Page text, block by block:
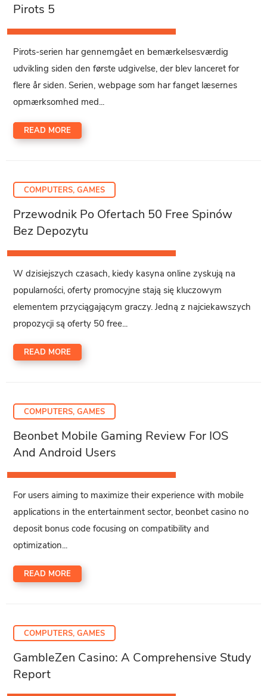
Pirots 5
Pirots-serien har gennemgået en bemærkelsesværdig
udvikling siden den første udgivelse, der blev lanceret for
flere år siden. Serien, webpage som har fanget læsernes
opmærksomhed med...
READ MORE
COMPUTERS, GAMES
Przewodnik Po Ofertach 50 Free Spinów
Bez Depozytu
W dzisiejszych czasach, kiedy kasyna online zyskują na
popularności, oferty promocyjne stają się kluczowym
elementem przyciągającym graczy. Jedną z najciekawszych
propozycji są oferty 50 free...
READ MORE
COMPUTERS, GAMES
Beonbet Mobile Gaming Review For IOS
And Android Users
For users aiming to maximize their experience with mobile
applications in the entertainment sector, beonbet casino no
deposit bonus code focusing on compatibility and
optimization...
READ MORE
COMPUTERS, GAMES
GambleZen Casino: A Comprehensive Study
Report